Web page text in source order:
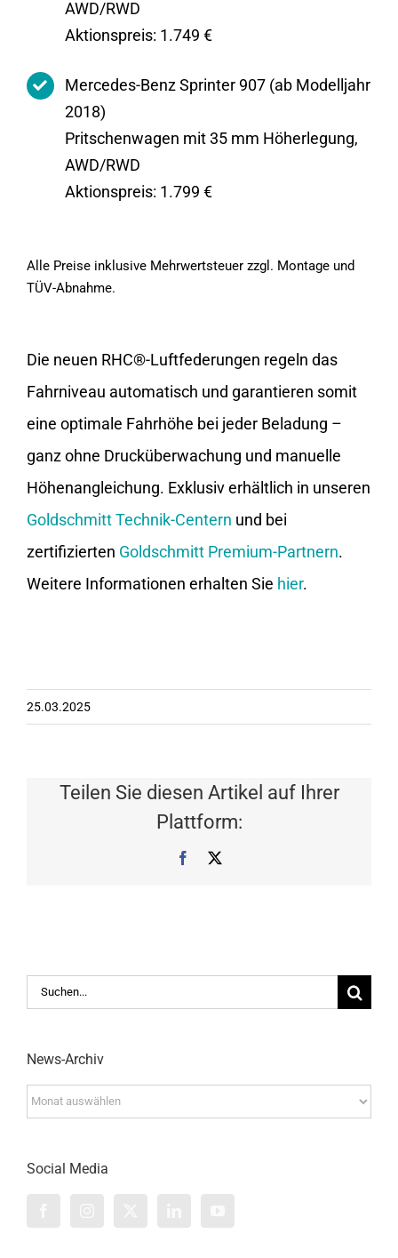
AWD/RWD
Aktionspreis: 1.749 €
Mercedes-Benz Sprinter 907 (ab Modelljahr
2018)
Pritschenwagen mit 35 mm Höherlegung,
AWD/RWD
Aktionspreis: 1.799 €
Alle Preise inklusive Mehrwertsteuer zzgl. Montage und
TÜV-Abnahme.
Die neuen RHC®-Luftfederungen regeln das
Fahrniveau automatisch und garantieren somit
eine optimale Fahrhöhe bei jeder Beladung –
ganz ohne Drucküberwachung und manuelle
Höhenangleichung. Exklusiv erhältlich in unseren
Goldschmitt Technik-Centern und bei
zertifizierten Goldschmitt Premium-Partnern.
Weitere Informationen erhalten Sie hier.
25.03.2025
Teilen Sie diesen Artikel auf Ihrer
Plattform:
Facebook
Suche
News-Archiv
News-
Social Media